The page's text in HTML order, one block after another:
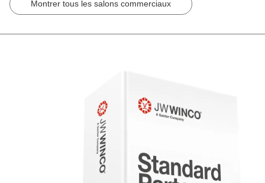
Montrer tous les salons commerciaux